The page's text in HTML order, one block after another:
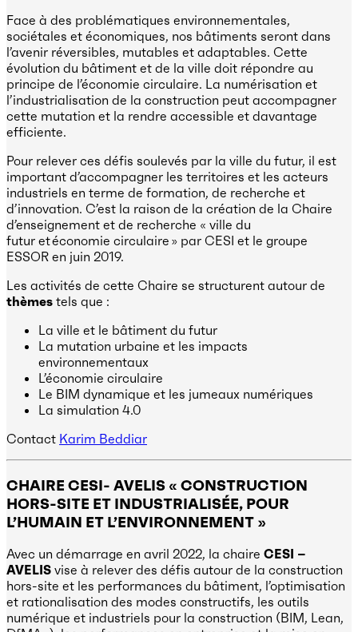
Face à des problématiques environnementales,
sociétales et économiques, nos bâtiments seront dans
l’avenir réversibles, mutables et adaptables. Cette
évolution du bâtiment et de la ville doit répondre au
principe de l’économie circulaire. La numérisation et
l’industrialisation de la construction peut accompagner
cette mutation et la rendre accessible et davantage
efficiente.
Pour relever ces défis soulevés par la ville du futur, il est
important d’accompagner les territoires et les acteurs
industriels en terme de formation, de recherche et
d’innovation. C’est la raison de la création de la Chaire
d’enseignement et de recherche « ville du
futur et économie circulaire » par CESI et le groupe
ESSOR en juin 2019.
Les activités de cette Chaire se structurent autour de
thèmes tels que :
La ville et le bâtiment du futur
La mutation urbaine et les impacts
environnementaux
L’économie circulaire
Le BIM dynamique et les jumeaux numériques
La simulation 4.0
Contact Karim Beddiar
CHAIRE CESI- AVELIS « CONSTRUCTION
HORS-SITE ET INDUSTRIALISÉE, POUR
L’HUMAIN ET L’ENVIRONNEMENT »
Avec un démarrage en avril 2022​, la chaire CESI –
AVELIS vise à relever des défis autour de la construction
hors-site et les performances du bâtiment, l’optimisation
et rationalisation des modes constructifs, les outils
numérique et industriels pour la construction (BIM, Lean,